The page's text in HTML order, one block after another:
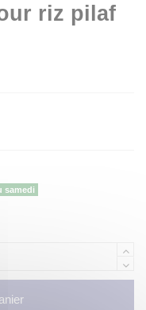
riz pilaf
samedi